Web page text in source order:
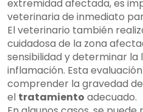
extremidad afectada, es
veterinaria de inmediato
El veterinario también
cuidadosa de la zona
sensibilidad y determinar la
inflamación. Esta
comprender la gravedad
el tratamiento adecuado.